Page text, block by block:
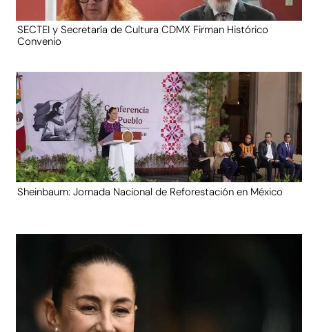
SECTEI y Secretaría de Cultura CDMX Firman Histórico
Convenio
Sheinbaum: Jornada Nacional de Reforestación en México